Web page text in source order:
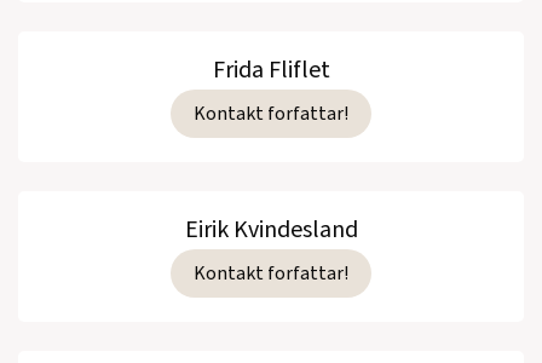
Frida Fliflet
Kontakt forfattar!
Eirik Kvindesland
Kontakt forfattar!